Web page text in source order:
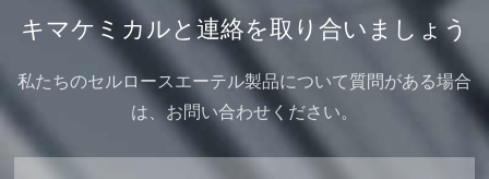
キマケミカルと連絡を取り合いましょう
私たちのセルロースエーテル製品について質問がある場合
は、お問い合わせください。